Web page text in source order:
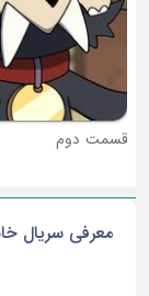
قسمت دوم
معرفی سریال